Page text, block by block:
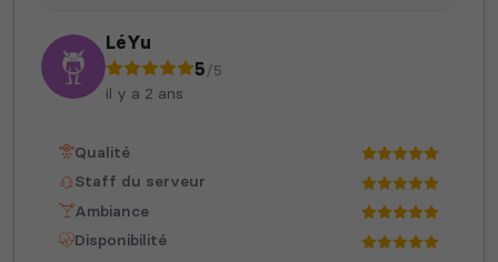
LéYu
5/5
il y a 2 ans
Qualité
Staff du serveur
Ambiance
Disponibilité